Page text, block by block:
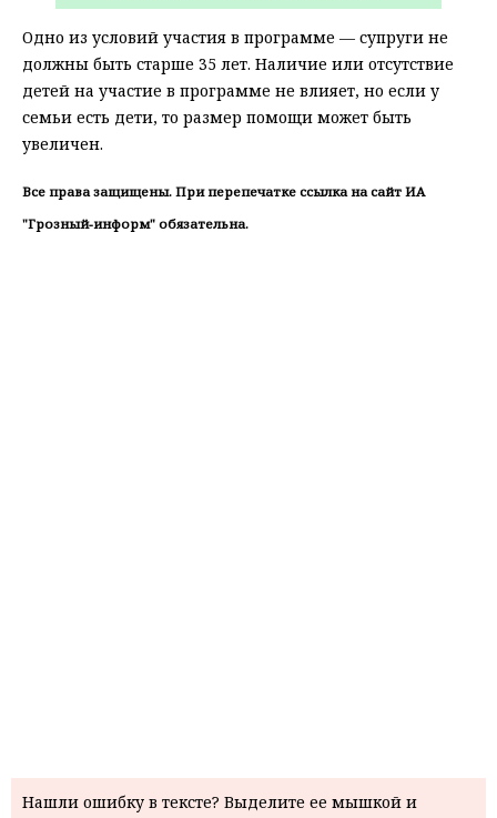
Одно из условий участия в программе — супруги не
должны быть старше 35 лет. Наличие или отсутствие
детей на участие в программе не влияет, но если у
семьи есть дети, то размер помощи может быть
увеличен.
Все права защищены. При перепечатке ссылка на сайт ИА
"Грозный-информ" обязательна.
Нашли ошибку в тексте? Выделите ее мышкой и